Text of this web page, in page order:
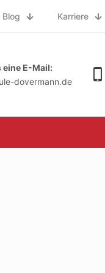
Blog Karriere
eine E-Mail:
dovermann.de